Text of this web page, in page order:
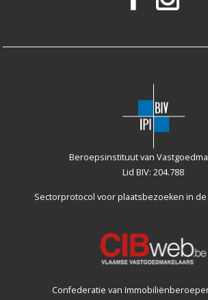
Beroepsinstituut van
Lid BIV: 204.788
Sectorprotocol voor plaatsbezoeken in
Confederatie van